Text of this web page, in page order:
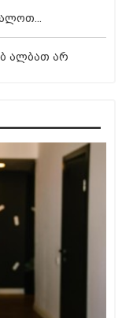
ალბათ არ